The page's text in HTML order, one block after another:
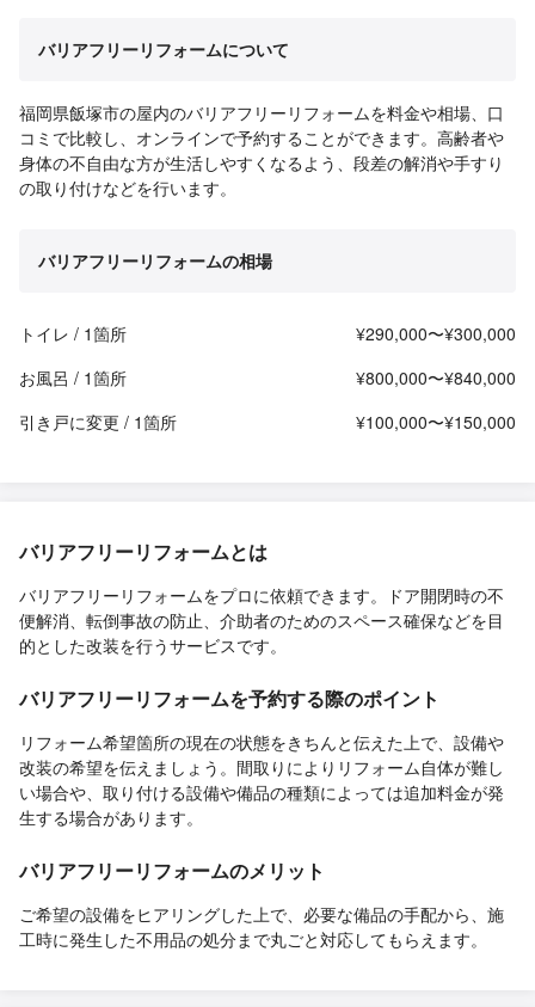
バリアフリーリフォームについて
福岡県飯塚市の屋内のバリアフリーリフォームを料金や相場、口
コミで比較し、オンラインで予約することができます。高齢者や
身体の不自由な方が生活しやすくなるよう、段差の解消や手すり
の取り付けなどを行います。
バリアフリーリフォームの相場
トイレ / 1箇所
¥290,000〜¥300,000
お風呂 / 1箇所
¥800,000〜¥840,000
引き戸に変更 / 1箇所
¥100,000〜¥150,000
バリアフリーリフォームとは
バリアフリーリフォームをプロに依頼できます。ドア開閉時の不
便解消、転倒事故の防止、介助者のためのスペース確保などを目
的とした改装を行うサービスです。
バリアフリーリフォームを予約する際のポイント
リフォーム希望箇所の現在の状態をきちんと伝えた上で、設備や
改装の希望を伝えましょう。間取りによりリフォーム自体が難し
い場合や、取り付ける設備や備品の種類によっては追加料金が発
生する場合があります。
バリアフリーリフォームのメリット
ご希望の設備をヒアリングした上で、必要な備品の手配から、施
工時に発生した不用品の処分まで丸ごと対応してもらえます。